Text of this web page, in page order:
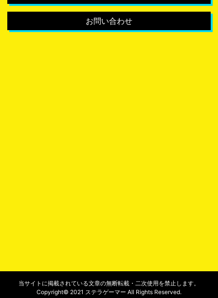
お問い合わせ
当サイトに掲載されている文章の無断転載・二次使用を禁止します。
Copyright© 2021 ステラゲーマー All Rights Reserved.